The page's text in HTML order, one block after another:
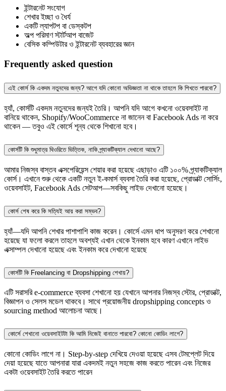
ইন্টারনেট সংযোগ
শেখার ইচ্ছা ও ধৈর্য
একটি ল্যাপটপ বা ডেস্কটপ
অল্প পরিমাণ স্টার্টআপ বাজেট
বেসিক কম্পিউটার ও ইন্টারনেট ব্যবহারের জ্ঞান
Frequently asked question
এই কোর্স কি একদম নতুনদের জন্য? আগে যদি কোনো অভিজ্ঞতা না থাকে তাহলে কি শিখতে পারবো?
হ্যাঁ, কোর্সটি একদম নতুনদের জন্যই তৈরি। আপনি যদি আগে কখনো ওয়েবসাইট না
বানিয়ে থাকেন, Shopify/WooCommerce না জানেন বা Facebook Ads না করে
থাকেন — তবুও এই কোর্সে শূন্য থেকে শিখানো হবে।
কোর্সটি কি শুধুমাত্র থিওরিতে ভিত্তিক, নাকি প্র্যাকটিক্যাল দেখানো আছে?
আমার নিজস্ব বাস্তব এক্সপেরিয়েন্স শেয়ার করা হয়েছে এছাড়াও এটি ১০০% প্র্যাকটিক্যাল
কোর্স। এখানে শুরু থেকে একটি নতুন ই-কমার্স ব্যবসা তৈরি করা হয়েছে, প্রোডাক্ট সোর্সিং,
ওয়েবসাইট, Facebook Ads সেটআপ—সবকিছু লাইভ দেখানো হয়েছে।
কোর্স শেষ করে কি সত্যিই আয় করা সম্ভব?
হ্যাঁ—যদি আপনি শেখার পাশাপাশি কাজ করেন। কোর্সে এমন ধাপ অনুসরণ করে শেখানো
হয়েছে যা ফলো করলে তাহলে অবশ্যই এখান থেকে ইনকাম হবে কারণ এখানে লাইভ
এক্সাম্পল দেখানো হয়েছে এবং ইনকাম করে দেখানো হয়েছে
কোর্সটি কি Freelancing বা Dropshipping শেখায়?
এটি সরাসরি e-commerce ব্যবসা শেখানো হয় যেখানে আপনার নিজস্ব স্টোর, প্রোডাক্ট,
বিজ্ঞাপন ও সেলস মডেল থাকবে। সাথে প্রয়োজনীয় dropshipping concepts ও
sourcing method আলোচনা আছে।
কোর্সে শেখানো ওয়েবসাইটটা কি আমি নিজেই বানাতে পারবো? কোনো কোডিং লাগে?
কোনো কোডিং লাগে না। Step-by-step দেখিয়ে দেওয়া হয়েছে এসব টেমপ্লেট দিয়ে
দেয়া হয়েছে যাতে আপনারা যারা একদমই নতুন সহজে কাজ করতে পারেন এবং নিজের
একটা ওয়েবসাইট তৈরি করতে পারেন